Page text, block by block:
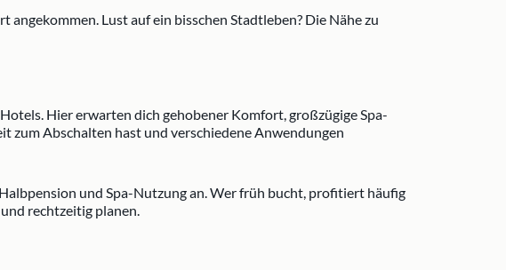
Lust auf ein bisschen Stadtleben? Die Nähe zu
Hier erwarten dich gehobener Komfort, großzügige Spa-
zum Abschalten hast und verschiedene Anwendungen
und Spa-Nutzung an. Wer früh bucht, profitiert häufig
rechtzeitig planen.